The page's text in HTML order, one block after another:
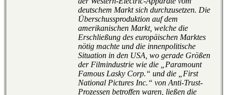
deutschem Markt sich durchzusetzen. Die
Überschussproduktion auf dem
amerikanischen Markt, welche die
Erschließung des europäischen Marktes
nötig machte und die innenpolitische
Situation in den USA, wo gerade Größen
der Filmindustrie wie die „Paramount
Famous Lasky Corp.“ und die „First
National Pictures Inc.“ von Anti-Trust-
Prozessen betroffen waren, ließen die